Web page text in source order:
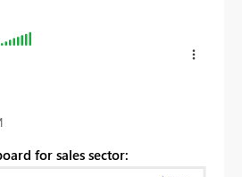
for sales sector: